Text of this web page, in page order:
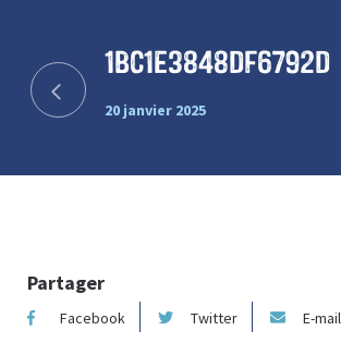
1bc1e3848df6792d
20 janvier 2025
Partager
Facebook Twitter E-mail